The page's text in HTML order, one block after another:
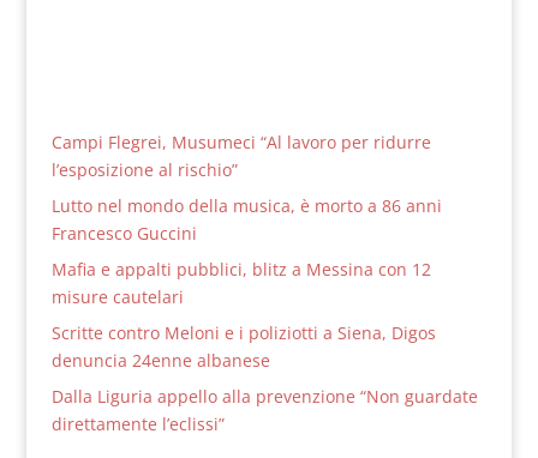
Campi Flegrei, Musumeci “Al lavoro per ridurre
l’esposizione al rischio”
Lutto nel mondo della musica, è morto a 86 anni
Francesco Guccini
Mafia e appalti pubblici, blitz a Messina con 12
misure cautelari
Scritte contro Meloni e i poliziotti a Siena, Digos
denuncia 24enne albanese
Dalla Liguria appello alla prevenzione “Non guardate
direttamente l’eclissi”